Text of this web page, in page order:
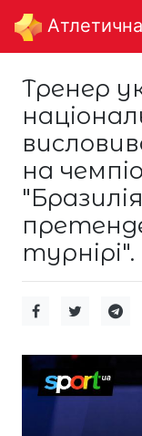
Тренер
на
турнірі".